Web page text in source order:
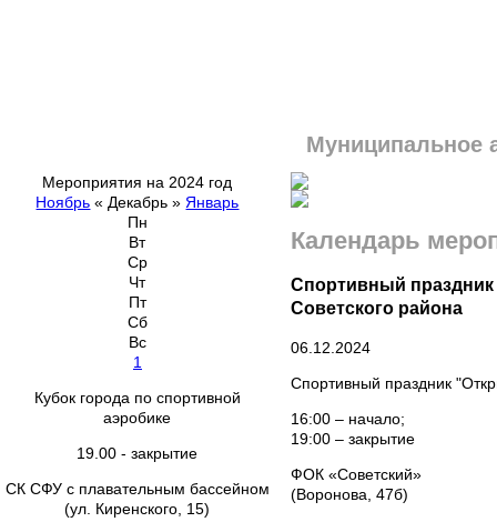
Муниципальное
Мероприятия на 2024 год
Ноябрь « Декабрь » Январь
Пн
Вт
Ср
Чт
Пт
Сб
Вс
1
Кубок города по спортивной
аэробике
19.00 - закрытие
СК СФУ с плавательным бассейном
(ул. Киренского, 15)
Календарь
Спортивный
Советского района
06.12.2024
Спортивный праздник
16:00 – начало;
19:00 – закрытие
ФОК «Советский»
(Воронова, 47б)